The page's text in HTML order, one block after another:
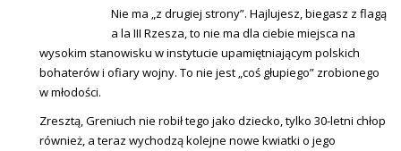
Nie ma „z drugiej strony”. Hajlujesz, biegasz z flagą
a la III Rzesza, to nie ma dla ciebie miejsca na
wysokim stanowisku w instytucie upamiętniającym polskich
bohaterów i ofiary wojny. To nie jest „coś głupiego” zrobionego
w młodości.
Zresztą, Greniuch nie robił tego jako dziecko, tylko 30-letni chłop
również, a teraz wychodzą kolejne nowe kwiatki o jego